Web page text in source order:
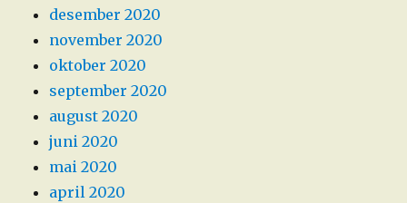
desember 2020
november 2020
oktober 2020
september 2020
august 2020
juni 2020
mai 2020
april 2020